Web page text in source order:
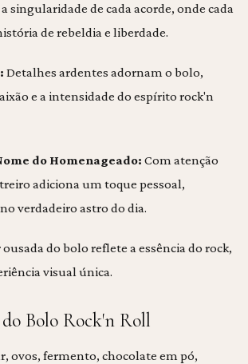
singularidade de cada acorde, onde cada
de rebeldia e liberdade.
Detalhes ardentes adornam o bolo,
e a intensidade do espírito rock'n
do Homenageado: Com atenção
adiciona um toque pessoal,
verdadeiro astro do dia.
ousada do bolo reflete a essência do rock,
visual única.
Bolo Rock'n Roll
ovos, fermento, chocolate em pó,